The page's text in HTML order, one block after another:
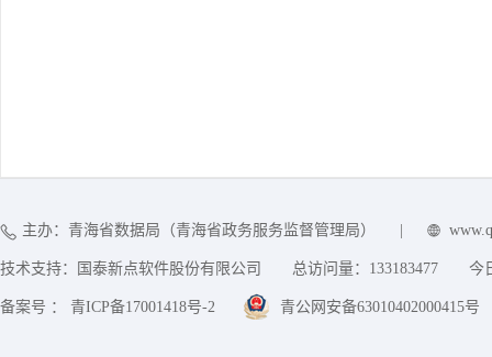
主办：青海省数据局（青海省政务服务监督管理局）
技术支持：国泰新点软件股份有限公司 总访问量： 133183477 今
备案号 ： 青ICP备17001418号-2 青公网安备63010402000415号